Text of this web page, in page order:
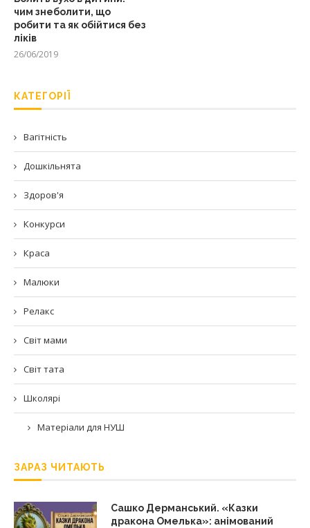
чим знеболити, що
робити та як обійтися без
ліків
26/06/2019
КАТЕГОРІЇ
Вагітність
Дошкільнята
Здоров'я
Конкурси
Краса
Малюки
Релакс
Світ мами
Світ тата
Школярі
Матеріали для НУШ
ЗАРАЗ ЧИТАЮТЬ
Сашко Дерманський. «Казки
дракона Омелька»: анімований